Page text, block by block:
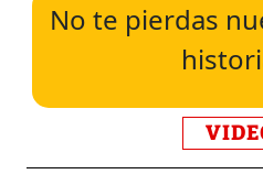
No te pierdas